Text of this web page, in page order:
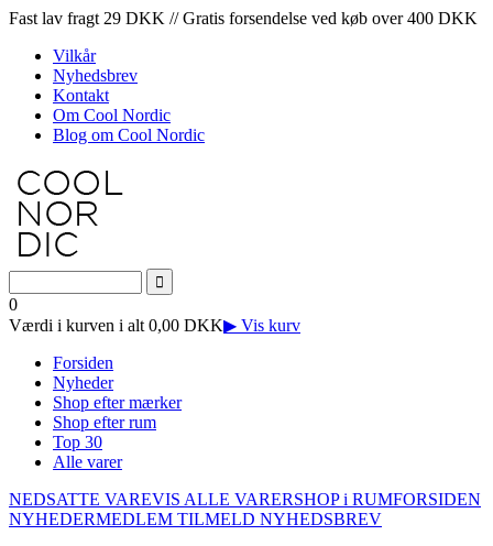
Fast lav fragt 29 DKK // Gratis forsendelse ved køb over 400 DKK
Vilkår
Nyhedsbrev
Kontakt
Om Cool Nordic
Blog om Cool Nordic
0
Værdi i kurven i alt 0,00 DKK▶ Vis kurv
Forsiden
Nyheder
Shop efter mærker
Shop efter rum
Top 30
Alle varer
NEDSATTE VAREVIS ALLE VARERSHOP i RUMFORSIDEN
NYHEDERMEDLEM TILMELD NYHEDSBREV